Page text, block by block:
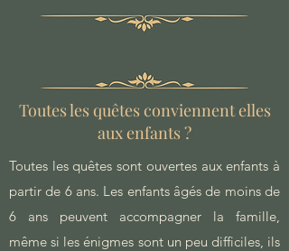
Toutes les quêtes conviennent elles
aux enfants ?
Toutes les quêtes sont ouvertes aux enfants à
partir de 6 ans. Les enfants âgés de moins de
6 ans peuvent accompagner la famille,
même si les énigmes sont un peu difficiles, ils